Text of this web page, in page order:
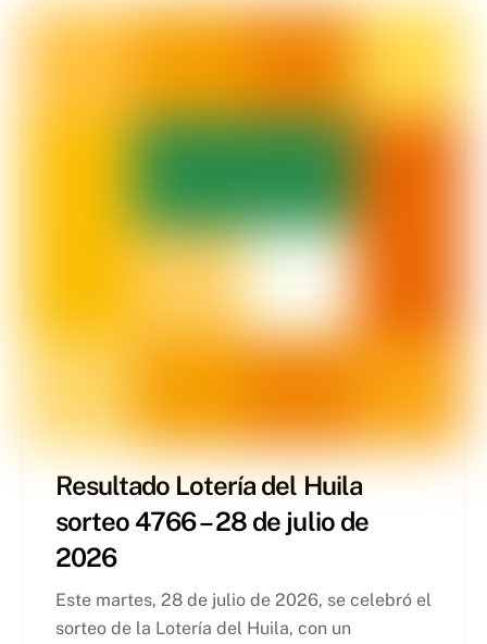
Resultado Lotería del Huila
sorteo 4766 – 28 de julio de
2026
Este martes, 28 de julio de 2026, se celebró el
sorteo de la Lotería del Huila, con un